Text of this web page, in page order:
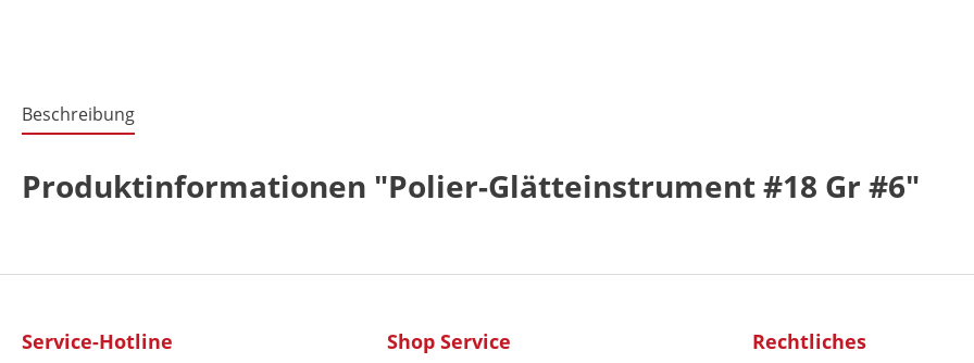
Beschreibung
Produktinformationen "Polier-Glätteinstrument #18 Gr #6"
Service-Hotline Shop Service Rechtliches